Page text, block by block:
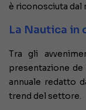
è riconosciuta dal
La Nautica in
Tra gli
presentazione de
annuale redatto
trend del settore.